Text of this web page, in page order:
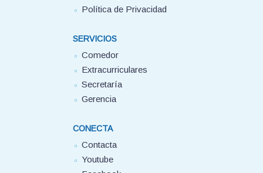
Política de Privacidad
SERVICIOS
Comedor
Extracurriculares
Secretaría
Gerencia
CONECTA
Contacta
Youtube